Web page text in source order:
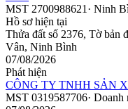
MST 2700988621 · Ninh
Hồ sơ hiện tại
Thửa đất số 2376, Tờ bản
Vân, Ninh Bình
07/08/2026
Phát hiện
CÔNG TY TNHH SẢN
MST 0319587706· Doanh